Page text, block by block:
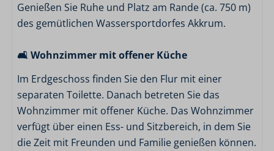
3 Schlafzimmer
3 Ein-Personen-Boxspringbetten
Badezimmer
Separate Toilette
Toilette im Badezimmer
Dusche (Kabine)
Waschbecken
Genießen Sie Ruhe und Platz am Rande (ca. 750 m)
des gemütlichen Wassersportdorfes Akkrum.
🛋️ Wohnzimmer mit offener Küche
Im Erdgeschoss finden Sie den Flur mit einer
separaten Toilette. Danach betreten Sie das
Wohnzimmer mit offener Küche. Das Wohnzimmer
verfügt über einen Ess- und Sitzbereich, in dem Sie
die Zeit mit Freunden und Familie genießen können.